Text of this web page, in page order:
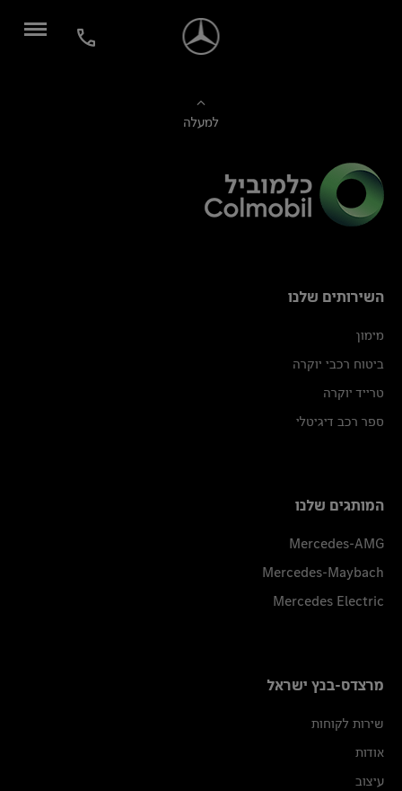
למעלה
השירותים שלנו
מימון
ביטוח רכבי יוקרה
טרייד יוקרה
ספר רכב דיגיטלי
המותגים שלנו
Mercedes-AMG
Mercedes-Maybach
Mercedes Electric
מרצדס-בנץ ישראל
שירות לקוחות
אודות
עיצוב